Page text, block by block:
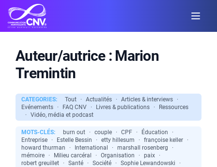
Auteur/autrice : Marion
Tremintin
CATEGORIES: Tout · Actualités · Articles & interviews
·
Evénements
· FAQ CNV · Livres & publications ·
Ressources
·
Vidéo, média et podcast
MOTS-CLÉS: burn out · couple · CPF · Éducation
·
Entreprise
· Estelle Bessin · etty hillesum · françoise keller
·
howard thurman
· International · marshall rosenberg
·
mémoire
· Milieu carcéral · Organisation · paix
·
robert greuillet
· Santé · Société · Sophie Lewandowski
·